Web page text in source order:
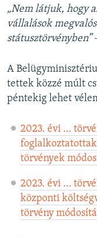
„Nem látjuk, hogy
vállalások
státusztörvényben”
A
tettek közzé múlt
péntekig lehet
2023. évi …
foglalkoztatottak
törvények
2023. évi …
központi
törvény